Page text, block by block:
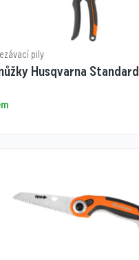
pily
Husqvarna Standard